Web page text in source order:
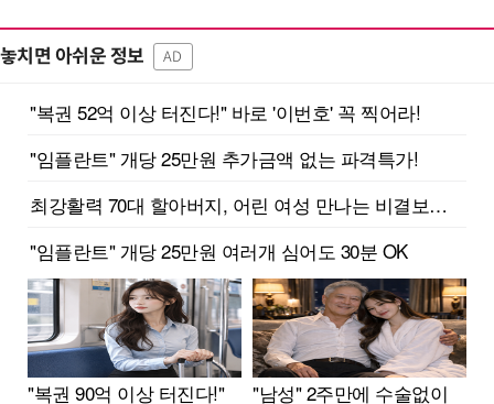
놓치면 아쉬운 정보 AD